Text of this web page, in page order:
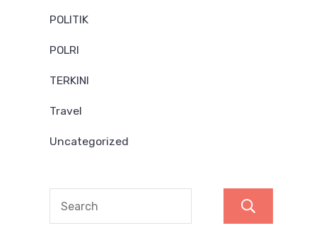
POLITIK
POLRI
TERKINI
Travel
Uncategorized